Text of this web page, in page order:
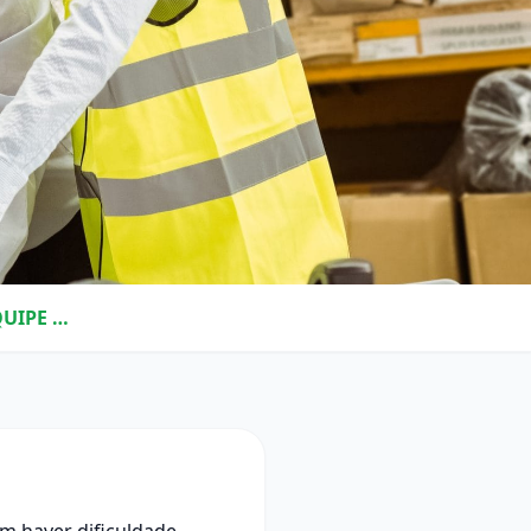
7 DICAS PARA MELHORAR OS RESULTADOS DA EQUIPE LOGÍSTICA